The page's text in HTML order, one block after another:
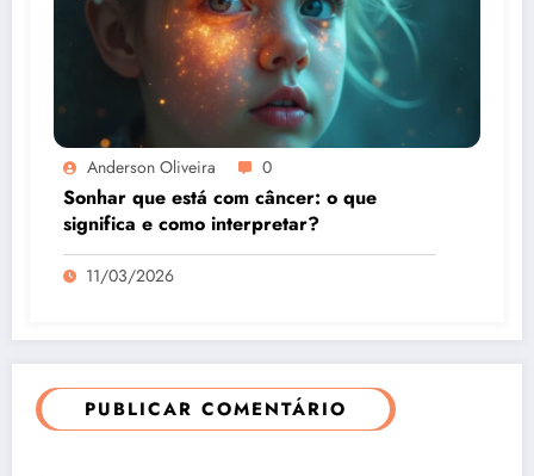
Anderson Oliveira 0
Sonhar que está com câncer: o que
significa e como interpretar?
11/03/2026
PUBLICAR COMENTÁRIO